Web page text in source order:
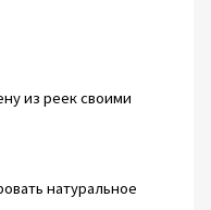
натуральное